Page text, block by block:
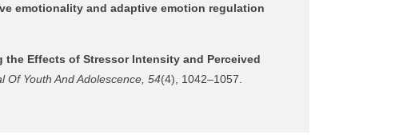
emotionality and adaptive emotion regulation
Effects of Stressor Intensity and Perceived
Of Youth And Adolescence, 54(4), 1042–1057.